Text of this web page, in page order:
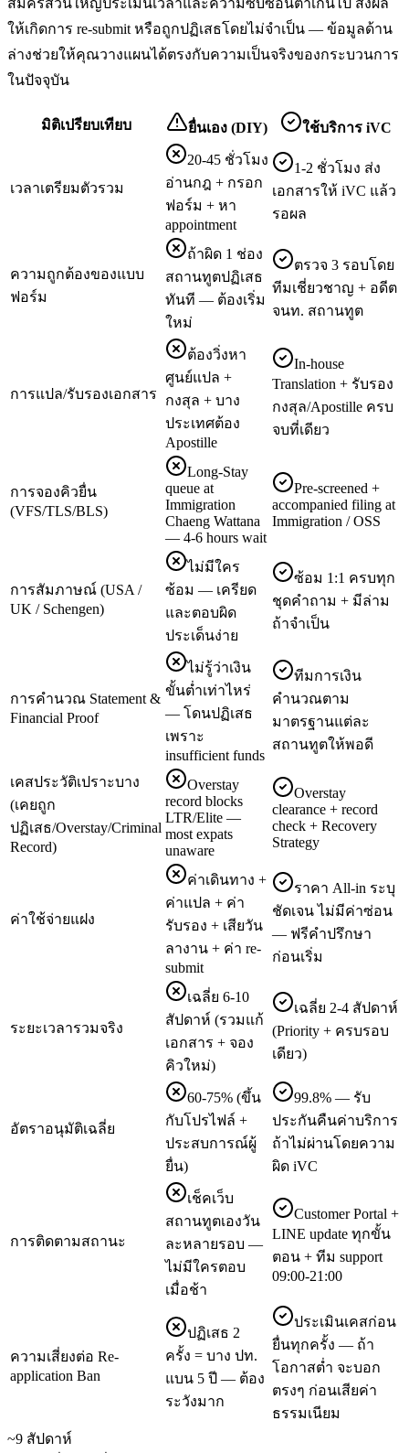
สมัครส่วนใหญ่ประเมินเวลาและความซับซ้อนต่ำเกินไป ส่งผล
ให้เกิดการ re-submit หรือถูกปฏิเสธโดยไม่จำเป็น — ข้อมูลด้าน
ล่างช่วยให้คุณวางแผนได้ตรงกับความเป็นจริงของกระบวนการ
ในปัจจุบัน
มิติเปรียบเทียบ ยื่นเอง (DIY) ใช้บริการ iVC
เวลาเตรียมตัวรวม
20-45 ชั่วโมง
อ่านกฎ + กรอก
ฟอร์ม + หา
appointment
1-2 ชั่วโมง ส่ง
เอกสารให้ iVC แล้ว
รอผล
ความถูกต้องของแบบ
ฟอร์ม
ถ้าผิด 1 ช่อง
สถานทูตปฏิเสธ
ทันที — ต้องเริ่ม
ใหม่
ตรวจ 3 รอบโดย
ทีมเชี่ยวชาญ + อดีต
จนท. สถานทูต
การแปล/รับรองเอกสาร
ต้องวิ่งหา
ศูนย์แปล +
กงสุล + บาง
ประเทศต้อง
Apostille
In-house
Translation + รับรอง
กงสุล/Apostille ครบ
จบที่เดียว
การจองคิวยื่น
(VFS/TLS/BLS)
Long-Stay
queue at
Immigration
Chaeng Wattana
— 4-6 hours wait
Pre-screened +
accompanied filing at
Immigration / OSS
การสัมภาษณ์ (USA /
UK / Schengen)
ไม่มีใคร
ซ้อม — เครียด
และตอบผิด
ประเด็นง่าย
ซ้อม 1:1 ครบทุก
ชุดคำถาม + มีล่าม
ถ้าจำเป็น
การคำนวณ Statement &
Financial Proof
ไม่รู้ว่าเงิน
ขั้นต่ำเท่าไหร่
— โดนปฏิเสธ
เพราะ
insufficient funds
ทีมการเงิน
คำนวณตาม
มาตรฐานแต่ละ
สถานทูตให้พอดี
เคสประวัติเปราะบาง
(เคยถูก
ปฏิเสธ/Overstay/Criminal
Record)
Overstay
record blocks
LTR/Elite —
most expats
unaware
Overstay
clearance + record
check + Recovery
Strategy
ค่าใช้จ่ายแฝง
ค่าเดินทาง +
ค่าแปล + ค่า
รับรอง + เสียวัน
ลางาน + ค่า re-
submit
ราคา All-in ระบุ
ชัดเจน ไม่มีค่าซ่อน
— ฟรีคำปรึกษา
ก่อนเริ่ม
ระยะเวลารวมจริง
เฉลี่ย 6-10
สัปดาห์ (รวมแก้
เอกสาร + จอง
คิวใหม่)
เฉลี่ย 2-4 สัปดาห์
(Priority + ครบรอบ
เดียว)
อัตราอนุมัติเฉลี่ย
60-75% (ขึ้น
กับโปรไฟล์ +
ประสบการณ์ผู้
ยื่น)
99.8% — รับ
ประกันคืนค่าบริการ
ถ้าไม่ผ่านโดยความ
ผิด iVC
การติดตามสถานะ
เช็คเว็บ
สถานทูตเองวัน
ละหลายรอบ —
ไม่มีใครตอบ
เมื่อช้า
Customer Portal +
LINE update ทุกขั้น
ตอน + ทีม support
09:00-21:00
ความเสี่ยงต่อ Re-
application Ban
ปฏิเสธ 2
ครั้ง = บาง ปท.
แบน 5 ปี — ต้อง
ระวังมาก
ประเมินเคสก่อน
ยื่นทุกครั้ง — ถ้า
โอกาสต่ำ จะบอก
ตรงๆ ก่อนเสียค่า
ธรรมเนียม
~9 สัปดาห์